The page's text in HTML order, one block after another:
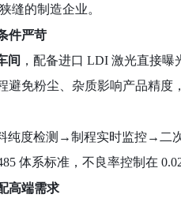
缝的制造企业。
件严苛
间 ，配备进口 LDI 激光直接曝
避免粉尘、杂质影响产品精度
纯度检测 →制程实时监控→二
体系标准，不良率控制在
高端需求